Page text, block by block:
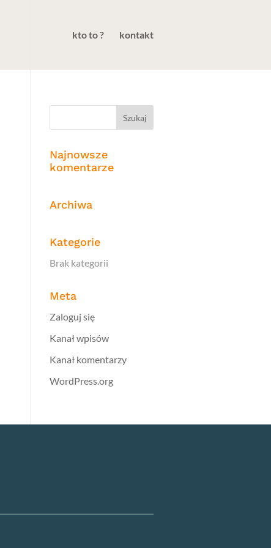
kto to ? kontakt
Najnowsze
komentarze
Archiwa
Kategorie
Brak kategorii
Meta
Zaloguj się
Kanał wpisów
Kanał komentarzy
WordPress.org